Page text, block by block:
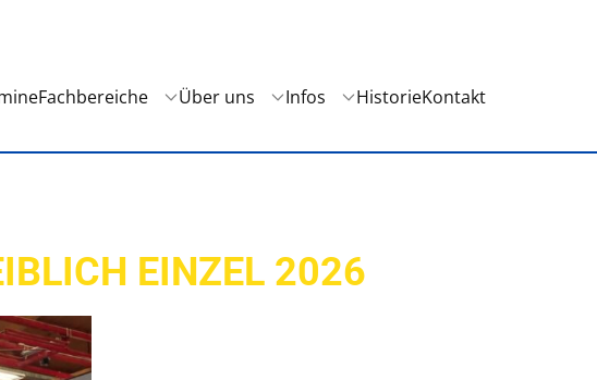
Fachbereiche Über uns Infos HistorieKontakt
EINZEL 2026